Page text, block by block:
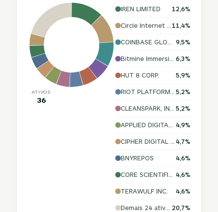
ATIVOS
36
IREN LIMITED 12,6%
11,4%
9,5%
6,3%
HUT 8 CORP. 5,9%
5,2%
5,2%
4,9%
4,7%
BNYREPOS 4,6%
4,6%
TERAWULF INC. 4,6%
20,7%